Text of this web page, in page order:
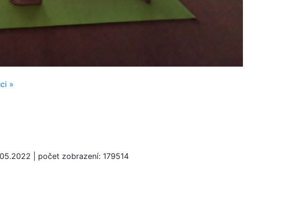
»
| počet zobrazení: 179514